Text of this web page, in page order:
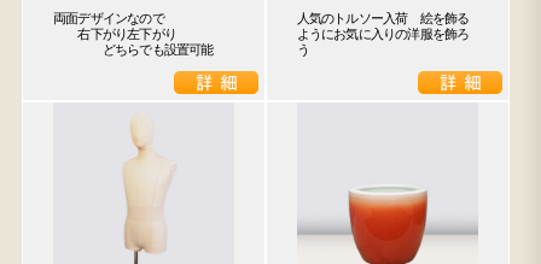
両面デザインなので
右下がり左下がり
どちらでも設置可能
人気のトルソー入荷　絵を飾る
ようにお気に入りの洋服を飾ろ
う